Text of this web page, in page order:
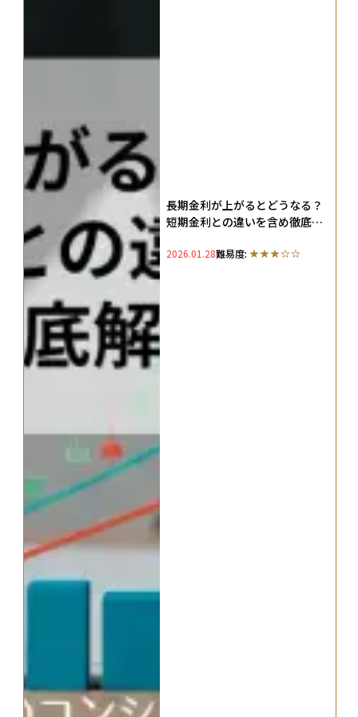
長期金利が上がるとどうなる？
短期金利との違いを含め徹底解
2026.01.28難易度: